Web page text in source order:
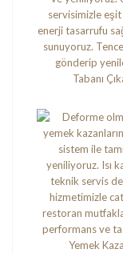
Tabanı
Yemek